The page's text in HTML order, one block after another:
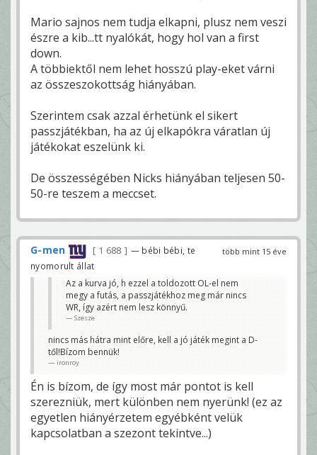
Mario sajnos nem tudja elkapni, plusz nem veszi
észre a kib...tt nyalókát, hogy hol van a first
down.
A többiektől nem lehet hosszú play-eket várni
az összeszokottság hiányában.
Szerintem csak azzal érhetünk el sikert
passzjátékban, ha az új elkapókra váratlan új
játékokat eszelünk ki.
De összességében Nicks hiányában teljesen 50-
50-re teszem a meccset.
több mint 15 éve
G-men 1 688
— bébi bébi, te
nyomorult állat
Az a kurva jó, h ezzel a toldozott OL-el nem
megy a futás, a passzjátékhoz meg már nincs
WR, így azért nem lesz könnyű.
Szesze
nincs más hátra mint előre, kell a jó játék megint a D-
től!Bízom bennük!
ironroy
Én is bízom, de így most már pontot is kell
szerezniük, mert különben nem nyerünk! (ez az
egyetlen hiányérzetem egyébként velük
kapcsolatban a szezont tekintve...)